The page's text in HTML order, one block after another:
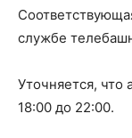
службе
Уточняется, что
18:00 до 22:00.